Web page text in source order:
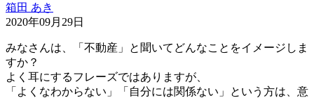
箱田 あき
2020年09月29日
みなさんは、「不動産」と聞いてどんなことをイメージしま
すか？
よく耳にするフレーズではありますが、
「よくなわからない」「自分には関係ない」という方は、意